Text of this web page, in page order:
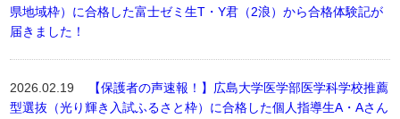
県地域枠）に合格した富士ゼミ生T・Y君（2浪）から合格体験記が
届きました！
2026.02.19
【保護者の声速報！】広島大学医学部医学科学校推薦
型選抜（光り輝き入試ふるさと枠）に合格した個人指導生A・Aさん